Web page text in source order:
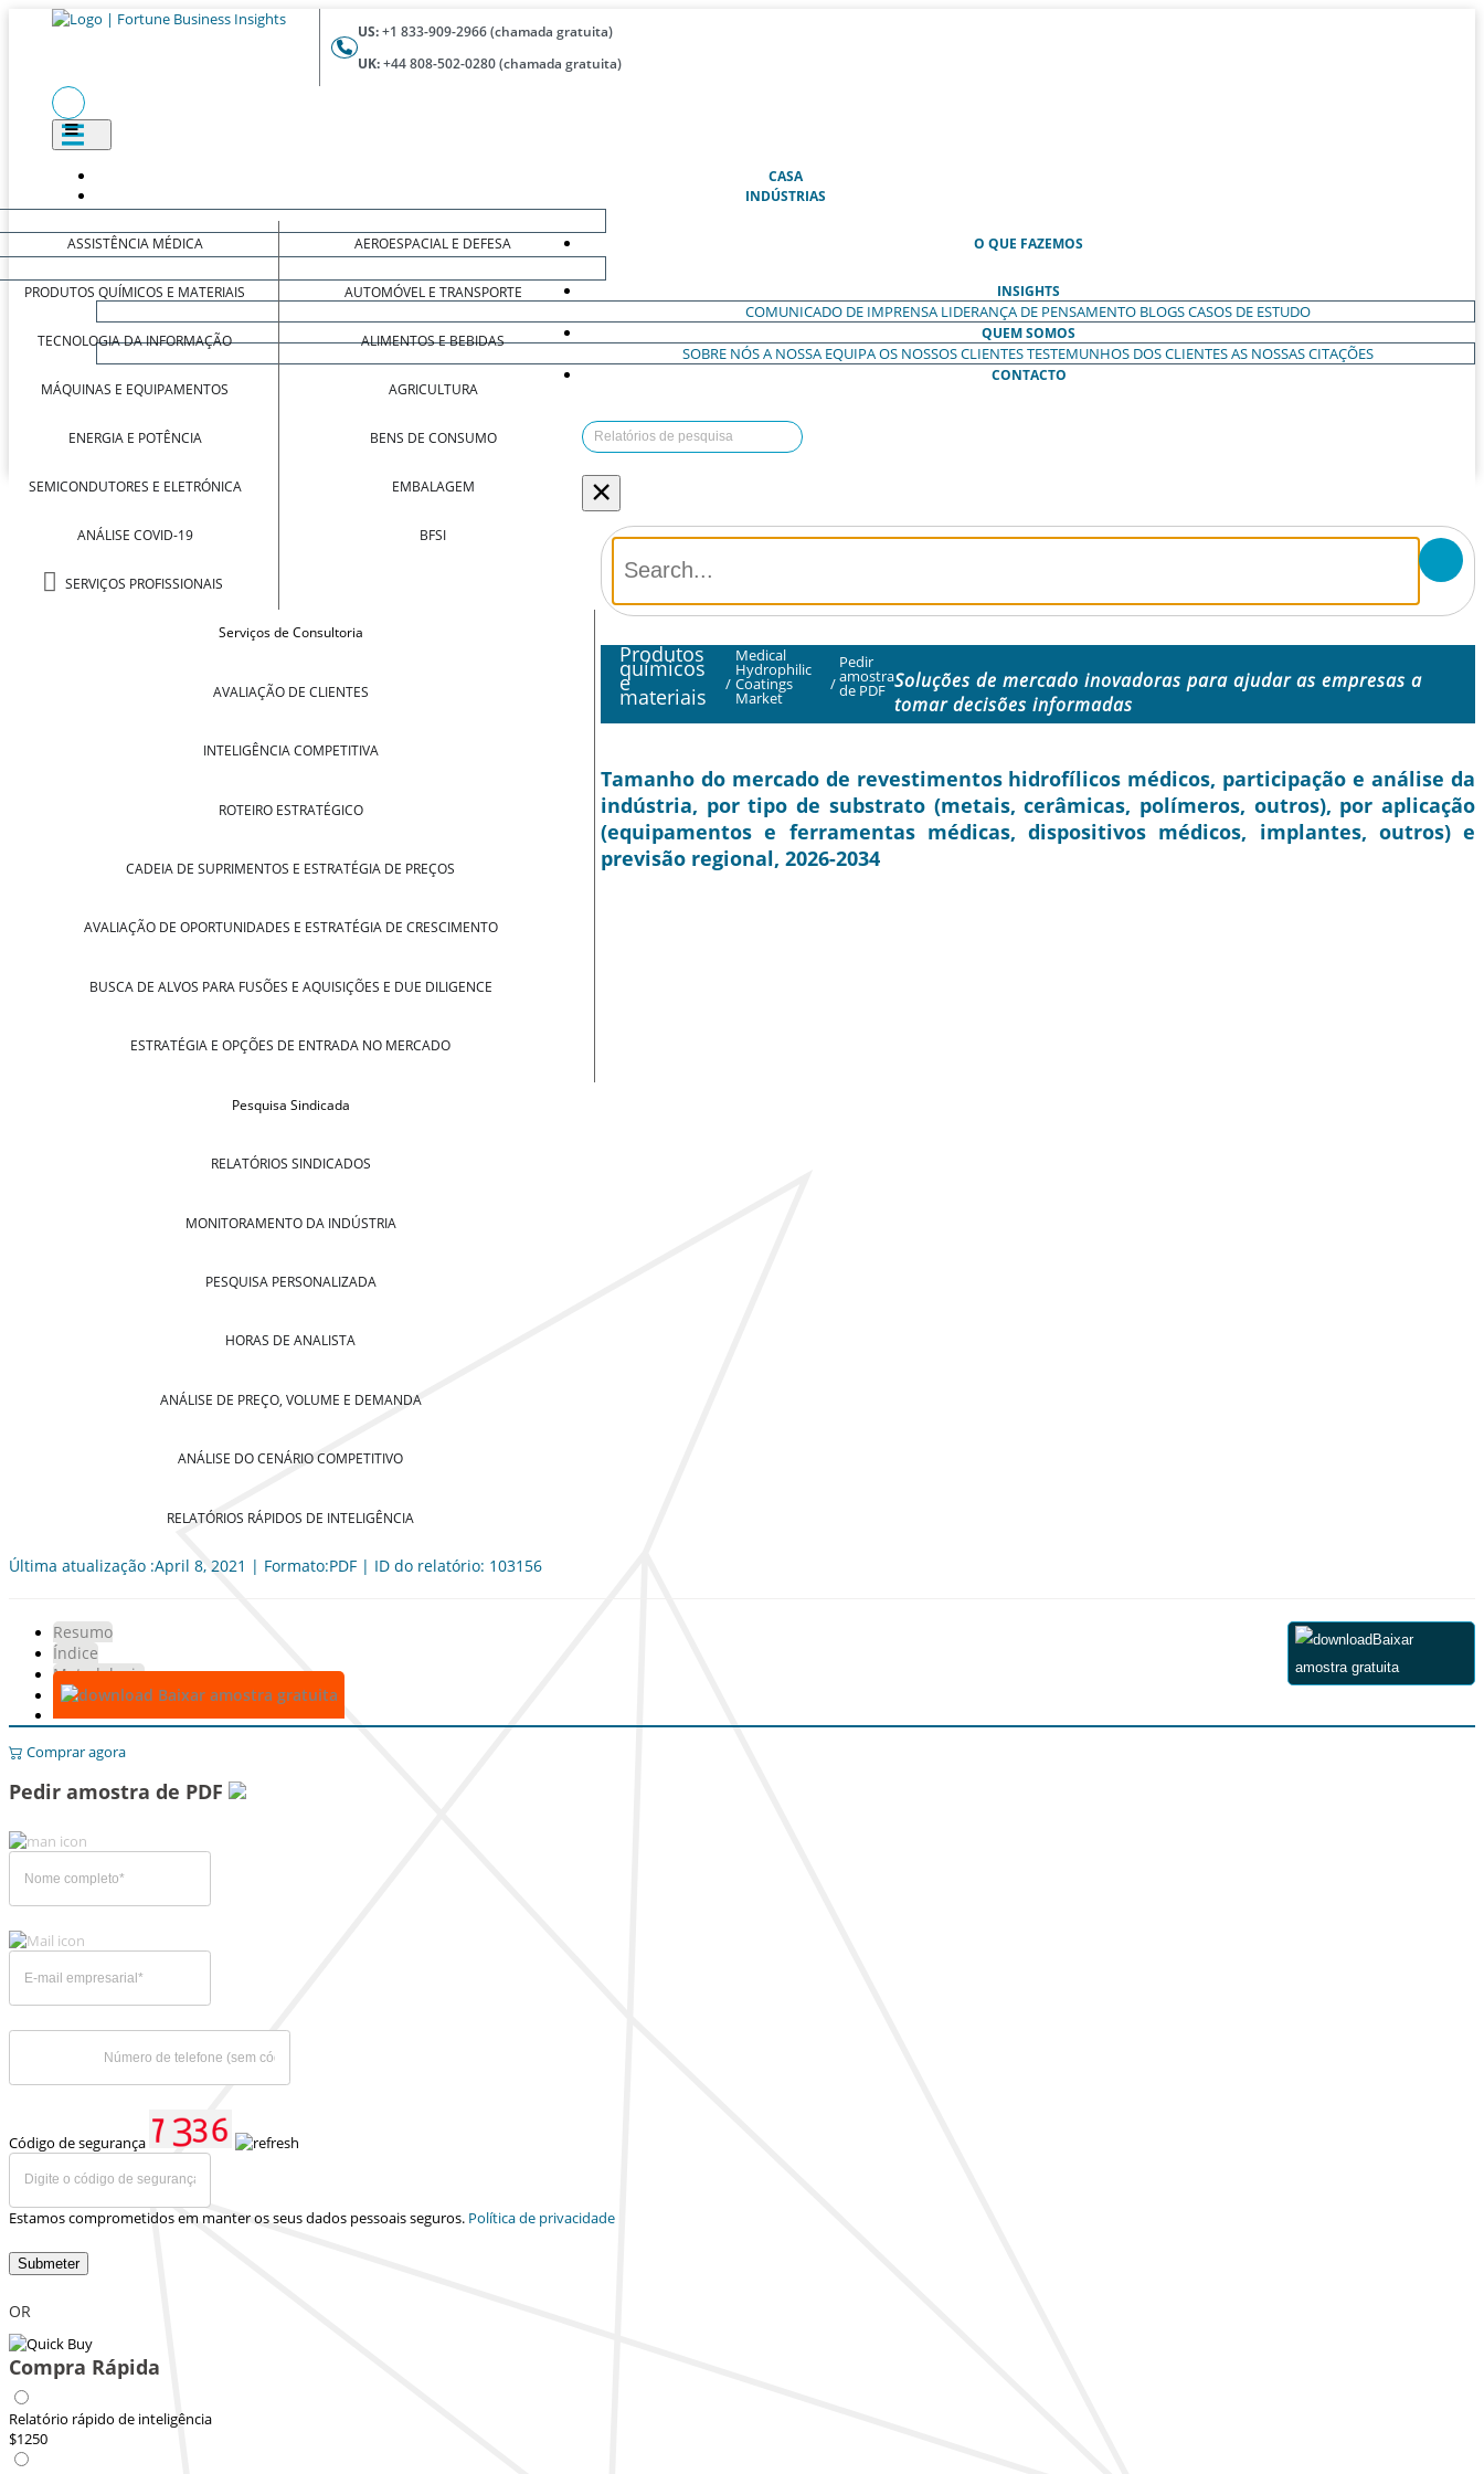
US:+1 833-909-2966 (chamada gratuita)
UK:+44 808-502-0280 (chamada gratuita)
CASA(ATUAL)
INDÚSTRIAS
ASSISTÊNCIA MÉDICA
PRODUTOS QUÍMICOS E MATERIAIS
TECNOLOGIA DA INFORMAÇÃO
MÁQUINAS E EQUIPAMENTOS
ENERGIA E POTÊNCIA
SEMICONDUTORES E ELETRÓNICA
ANÁLISE COVID-19
SERVIÇOS PROFISSIONAIS
AEROESPACIAL E DEFESA
AUTOMÓVEL E TRANSPORTE
ALIMENTOS E BEBIDAS
AGRICULTURA
BENS DE CONSUMO
EMBALAGEM
BFSI
O QUE FAZEMOS
Serviços de Consultoria
AVALIAÇÃO DE CLIENTES
INTELIGÊNCIA COMPETITIVA
ROTEIRO ESTRATÉGICO
CADEIA DE SUPRIMENTOS E ESTRATÉGIA DE PREÇOS
AVALIAÇÃO DE OPORTUNIDADES E ESTRATÉGIA DE CRESCIMENTO
BUSCA DE ALVOS PARA FUSÕES E AQUISIÇÕES E DUE DILIGENCE
ESTRATÉGIA E OPÇÕES DE ENTRADA NO MERCADO
Pesquisa Sindicada
RELATÓRIOS SINDICADOS
MONITORAMENTO DA INDÚSTRIA
PESQUISA PERSONALIZADA
HORAS DE ANALISTA
ANÁLISE DE PREÇO, VOLUME E DEMANDA
ANÁLISE DO CENÁRIO COMPETITIVO
RELATÓRIOS RÁPIDOS DE INTELIGÊNCIA
INSIGHTS
COMUNICADO DE IMPRENSA LIDERANÇA DE PENSAMENTO BLOGSCASOS DE ESTUDO
QUEM SOMOS
SOBRE NÓSA NOSSA EQUIPAOS NOSSOS CLIENTESTESTEMUNHOS DOS CLIENTESAS NOSSAS CITAÇÕES
CONTACTO
×
Produtos
químicos
e
materiais /
Medical
Hydrophilic
Coatings
Market
/
Pedir
amostra
de PDF Soluções de mercado inovadoras para ajudar as empresas a
tomar decisões informadas
Tamanho do mercado de revestimentos hidrofílicos médicos, participação e análise da
indústria, por tipo de substrato (metais, cerâmicas, polímeros, outros), por aplicação
(equipamentos e ferramentas médicas, dispositivos médicos, implantes, outros) e
previsão regional, 2026-2034
Última atualização :April 8, 2021 | Formato:PDF | ID do relatório: 103156
Resumo
Índice
Metodologia
Baixar amostra gratuita
Baixar
amostra gratuita
Comprar agora
Pedir amostra de PDF
Código de segurança
Estamos comprometidos em manter os seus dados pessoais seguros. Política de privacidade
Submeter
OR
Compra Rápida
Relatório rápido de inteligência
$1250